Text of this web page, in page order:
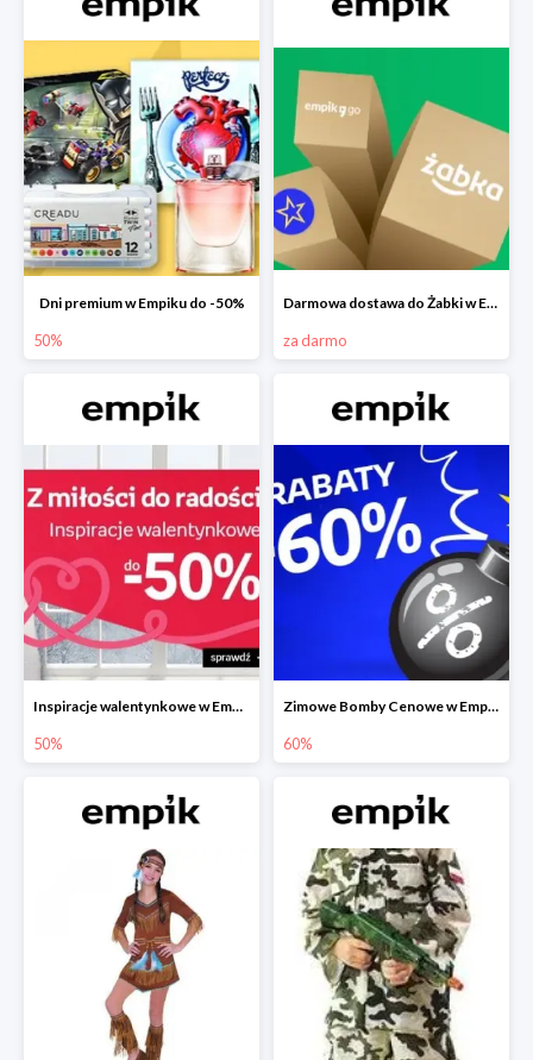
Dni premium w Empiku do -50%
50%
Darmowa dostawa do Żabki w Empiku
za darmo
Inspiracje walentynkowe w Empiku do -50%
50%
Zimowe Bomby Cenowe w Empiku do -60%
60%